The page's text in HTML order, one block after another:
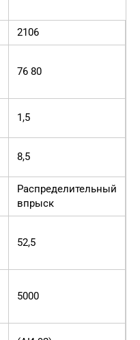
2106
76 80
1,5
8,5
Распределительный
впрыск
52,5
5000